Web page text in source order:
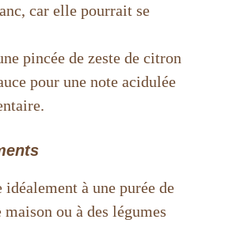
car elle pourrait se
pincée de zeste de citron
pour une note acidulée
idéalement à une purée de
ou à des légumes